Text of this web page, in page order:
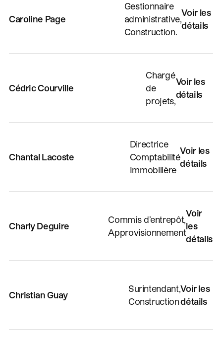
Caroline Page
Gestionnaire
administrative,
Construction.
Voir les
détails
Cédric Courville
Chargé
de
projets,
Voir les
détails
Chantal Lacoste
Directrice
Comptabilité
Immobilière
Voir les
détails
Charly Deguire
Commis d’entrepôt,
Approvisionnement
Voir
les
détails
Christian Guay
Surintendant,
Construction
Voir les
détails